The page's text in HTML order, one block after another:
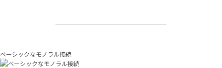
ベーシックなモノラル接続